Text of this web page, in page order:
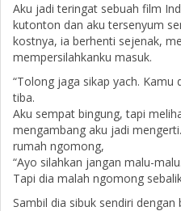
Aku jadi teringat sebuah film
kutonton dan aku tersenyum
kostnya, ia berhenti sejenak,
mempersilahkanku masuk.
“Tolong jaga sikap yach. Kamu
tiba.
Aku sempat bingung, tapi
mengambang aku jadi
rumah ngomong,
“Ayo silahkan jangan malu-
Tapi dia malah ngomong
Sambil dia sibuk sendiri